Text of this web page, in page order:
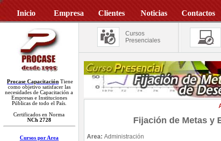
Inicio Empresa Clientes Noticias Contactos
Procase Capacitación Tiene
como objetivo satisfacer las
necesidades de Capacitación a
Empresas e Instituciones
Públicas de todo el País.
Certificados en Norma
NCh 2728
Cursos por Area
Cursos
Presenciales
Fijación de Metas y
Area:Administración